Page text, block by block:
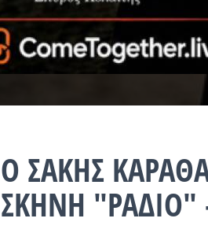
Ο ΣΑΚΗΣ
ΣΚΗΝΗ "ΡΑΔΙΟ"